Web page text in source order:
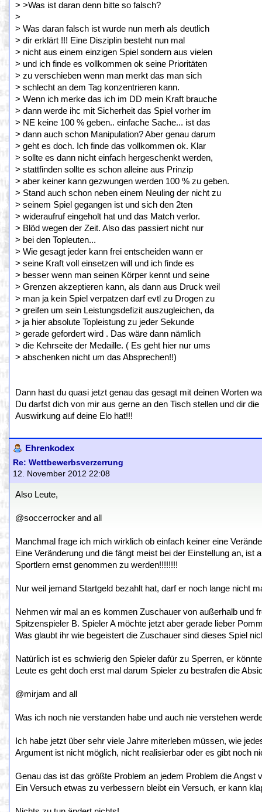
> >Was ist daran denn bitte so falsch?
>
> Was daran falsch ist wurde nun merh als deutlich
> dir erklärt !!! Eine Disziplin besteht nun mal
> nicht aus einem einzigen Spiel sondern aus vielen
> und ich finde es vollkommen ok seine Prioritäten
> zu verschieben wenn man merkt das man sich
> schlecht an dem Tag konzentrieren kann.
> Wenn ich merke das ich im DD mein Kraft brauche
> dann werde ihc mit Sicherheit das Spiel vorher im
> NE keine 100 % geben.. einfache Sache... ist das
> dann auch schon Manipulation? Aber genau darum
> geht es doch. Ich finde das vollkommen ok. Klar
> sollte es dann nicht einfach hergeschenkt werden,
> stattfinden sollte es schon alleine aus Prinzip
> aber keiner kann gezwungen werden 100 % zu geben.
> Stand auch schon neben einem Neuling der nicht zu
> seinem Spiel gegangen ist und sich den 2ten
> wideraufruf eingeholt hat und das Match verlor.
> Blöd wegen der Zeit. Also das passiert nicht nur
> bei den Topleuten...
> Wie gesagt jeder kann frei entscheiden wann er
> seine Kraft voll einsetzen will und ich finde es
> besser wenn man seinen Körper kennt und seine
> Grenzen akzeptieren kann, als dann aus Druck weil
> man ja kein Spiel verpatzen darf evtl zu Drogen zu
> greifen um sein Leistungsdefizit auszugleichen, da
> ja hier absolute Topleistung zu jeder Sekunde
> gerade gefordert wird . Das wäre dann nämlich
> die Kehrseite der Medaille. ( Es geht hier nur ums
> abschenken nicht um das Absprechen!!)
Dann hast du quasi jetzt genau das gesagt mit deinen Worten
Du darfst dich von mir aus gerne an den Tisch stellen und dir
Auswirkung auf deine Elo hat!!!
Ehrenkodex
Re: Wettbewerbsverzerrung
12. November 2012 22:08
Also Leute,
@soccerrocker and all
Manchmal frage ich mich wirklich ob einfach keiner eine
Eine Veränderung und die fängt meist bei der Einstellung an,
Sportlern ernst genommen zu werden!!!!!!!!
Nur weil jemand Startgeld bezahlt hat, darf er noch lange nicht
Nehmen wir mal an es kommen Zuschauer von außerhalb und
Spitzenspieler B. Spieler A möchte jetzt aber gerade lieber
Was glaubt ihr wie begeistert die Zuschauer sind dieses Spiel
Natürlich ist es schwierig den Spieler dafür zu Sperren, er
Leute es geht doch erst mal darum Spieler zu bestrafen die
@mirjam and all
Was ich noch nie verstanden habe und auch nie verstehen
Ich habe jetzt über sehr viele Jahre miterleben müssen, wie
Argument ist nicht möglich, nicht realisierbar oder es gibt noch
Genau das ist das größte Problem an jedem Problem die Angst
Ein Versuch etwas zu verbessern bleibt ein Versuch, er kann